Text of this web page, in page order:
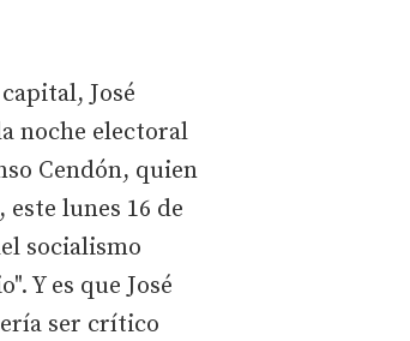
José
noche electoral
Cendón, quien
lunes 16 de
socialismo
Y es que José
ser crítico